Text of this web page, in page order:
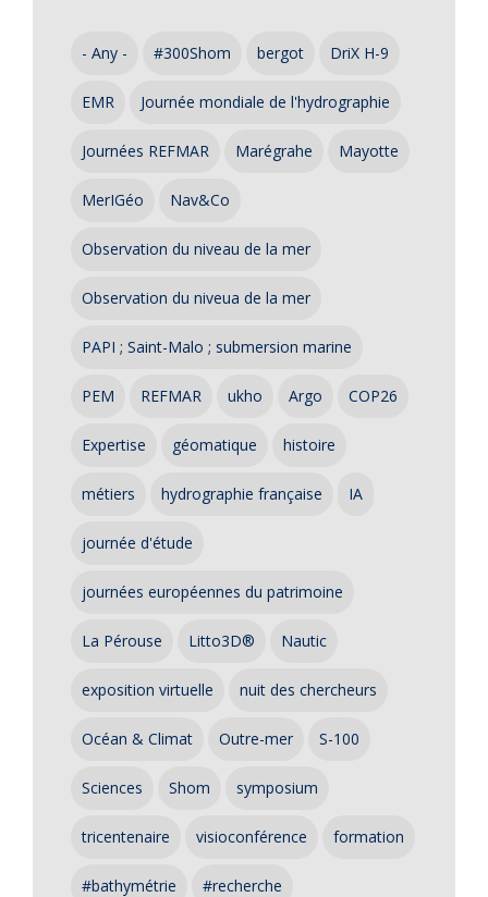
- Any - #300Shom bergot DriX H-9
EMR Journée mondiale de l'hydrographie
Journées REFMAR Marégrahe Mayotte
MerIGéo Nav&Co
Observation du niveau de la mer
Observation du niveua de la mer
PAPI ; Saint-Malo ; submersion marine
PEM REFMAR ukho Argo COP26
Expertise géomatique histoire
métiers hydrographie française IA
journée d'étude
journées européennes du patrimoine
La Pérouse Litto3D® Nautic
exposition virtuelle nuit des chercheurs
Océan & Climat Outre-mer S-100
Sciences Shom symposium
tricentenaire visioconférence formation
#bathymétrie #recherche